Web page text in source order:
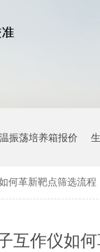
振荡培养箱报价
何革新靶点筛选流程
互作仪如